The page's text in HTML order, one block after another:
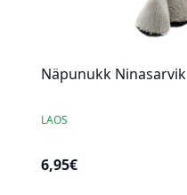
Näpunukk Ninasarvik
LAOS
6,95€